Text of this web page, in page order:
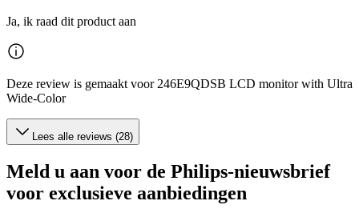
Ja, ik raad dit product aan
Deze review is gemaakt voor 246E9QDSB LCD monitor with Ultra
Wide-Color
Lees alle reviews (28)
Meld u aan voor de Philips-nieuwsbrief
voor exclusieve aanbiedingen